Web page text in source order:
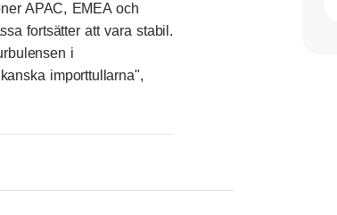
APAC, EMEA och
fortsätter att vara stabil.
i
importtullarna",